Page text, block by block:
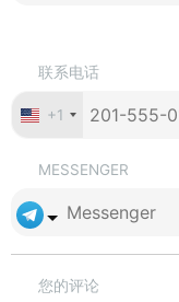
联系电话
+1
MESSENGER
您的评论